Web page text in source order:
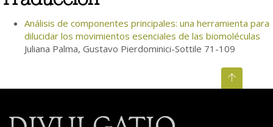
Análisis de componentes principales: una herramienta para
dilucidar los movimientos esenciales de las biomoléculas
Juliana Palma, Gustavo Pierdominici-Sottile 71-109